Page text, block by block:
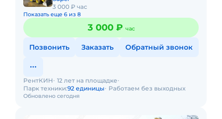
3 000 ₽ час
Показать еще 6 из 8
3 000 ₽ час
Позвонить Заказать Обратный звонок
Обновлено сегодня
РентКИН 12 лет на площадке
Парк техники:92 единицы Работаем без выходных